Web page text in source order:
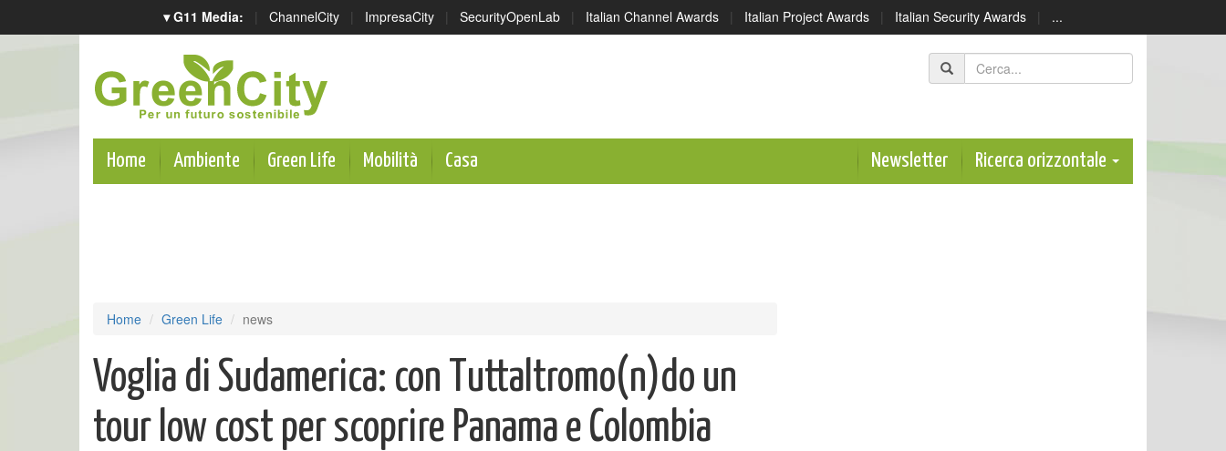
▾ G11 Media: | ChannelCity | ImpresaCity | SecurityOpenLab | Italian Channel Awards | Italian Project Awards | Italian Security Awards | ...
Home Ambiente Green Life Mobilità Casa Newsletter Ricerca orizzontale
Home Green Life news
Voglia di Sudamerica: con Tuttaltromo(n)do un
tour low cost per scoprire Panama e Colombia